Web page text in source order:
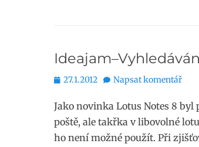
Publikováno
27.1.2012 Napsat komentář
Jako novinka Lotus Notes 8
poště, ale takřka v libovolné
ho není možné použít. Při